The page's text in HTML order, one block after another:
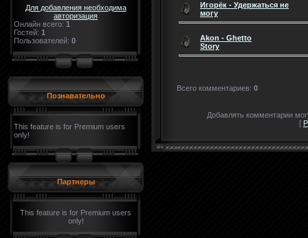
Для добавления необходима
авторизация
Онлайн всего: 1
Гостей: 1
Пользователей: 0
Познавательно
This feature is for Premium users
only!
Партнеры
This feature is for Premium users
only!
Игорёк - Удержаться не
могу
Akon - Ghetto
Story
Всего комментариев: 0
Добавлять комментарии
[